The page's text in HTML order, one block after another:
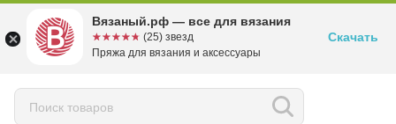
Вязаный.рф — все для вязания
☆☆☆☆☆
★★★★★ (25) звезд
Пряжа для вязания и аксессуары
Скачать